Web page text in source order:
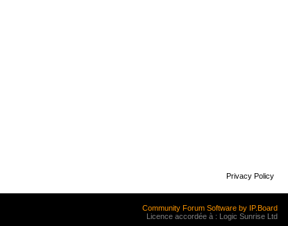
Privacy Policy
Community Forum Software by IP.Board
Licence accordée à : Logic Sunrise Ltd